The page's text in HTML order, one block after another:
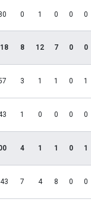
0 1 0 0 0
8 12 7 0 0
3 1 1 0 1
1 0 0 0 0
4 1 1 0 1
7 4 8 0 0